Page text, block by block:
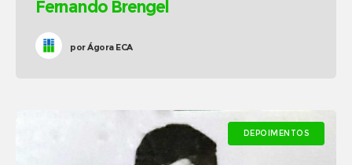
Fernando Brengel
porÁgora ECA
DEPOIMENTOS